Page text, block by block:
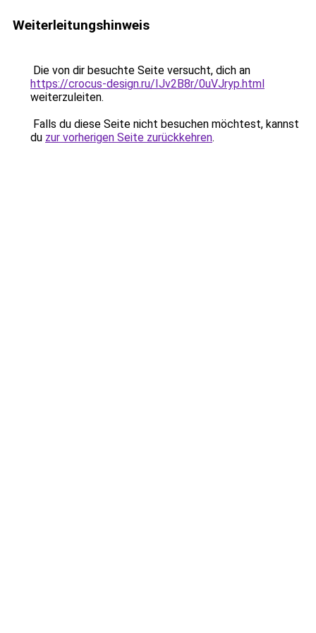
Weiterleitungshinweis
Die von dir besuchte Seite versucht, dich an
https://crocus-design.ru/IJv2B8r/0uVJryp.html
weiterzuleiten.
Falls du diese Seite nicht besuchen möchtest, kannst
du zur vorherigen Seite zurückkehren.